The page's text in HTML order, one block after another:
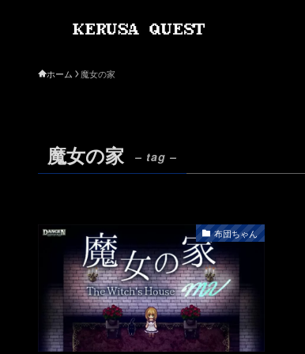
ホーム 魔女の家
魔女の家 – tag –
布団ちゃん